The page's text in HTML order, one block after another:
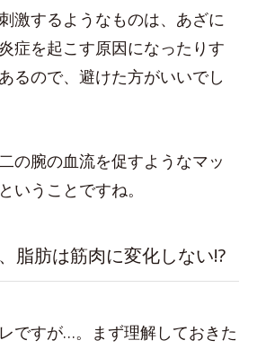
激するようなものは、あざに
症を起こす原因になったりす
るので、避けた方がいいでし
の腕の血流を促すようなマッ
いうことですね。
脂肪は筋肉に変化しない!?
ですが…。まず理解しておきた